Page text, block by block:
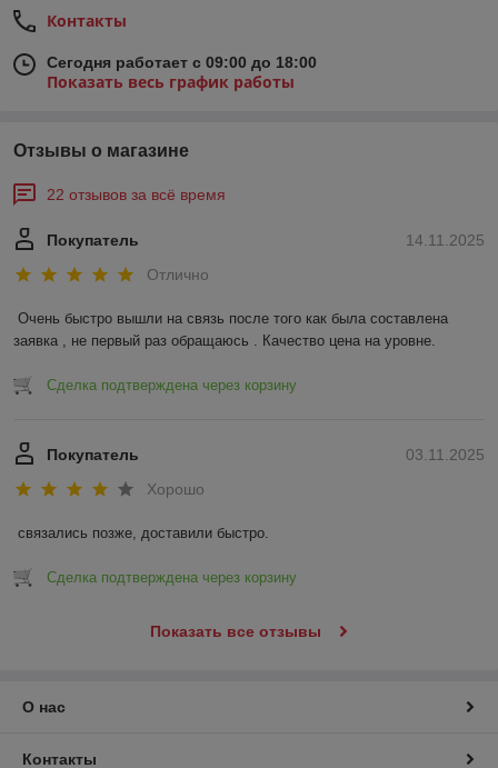
Контакты
Сегодня работает с 09:00 до 18:00
Показать весь график работы
Отзывы о магазине
22 отзывов за всё время
14.11.2025
Покупатель
Отлично
Очень быстро вышли на связь после того как была составлена
заявка , не первый раз обращаюсь . Качество цена на уровне.
Сделка подтверждена через корзину
03.11.2025
Покупатель
Хорошо
связались позже, доставили быстро.
Сделка подтверждена через корзину
Показать все отзывы
О нас
Контакты